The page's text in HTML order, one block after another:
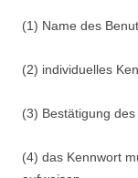
(1) Name des
(2) individuelles
(3) Bestätigung
(4) das Kennwort